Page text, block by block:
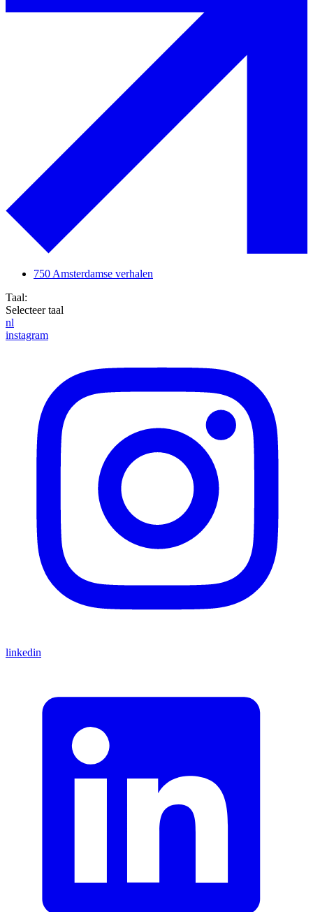
750 Amsterdamse verhalen
Taal:
Selecteer taal
nl
instagram
linkedin